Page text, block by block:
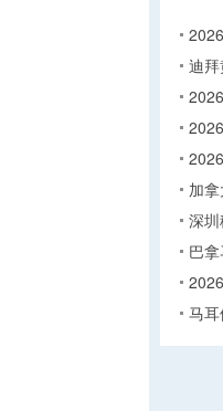
迪
加
深
巴
马